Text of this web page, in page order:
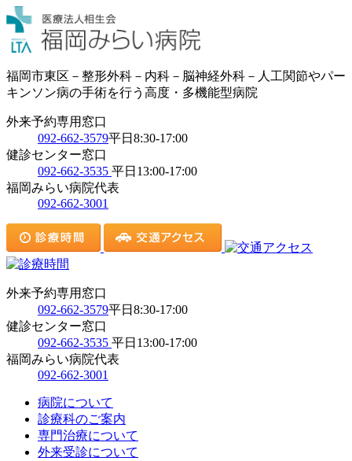
福岡市東区－整形外科－内科－脳神経外科－人工関節やパー
キンソン病の手術を行う高度・多機能型病院
外来予約専用窓口
092-662-3579平日8:30-17:00
健診センター窓口
092-662-3535 平日13:00-17:00
福岡みらい病院代表
092-662-3001
外来予約専用窓口
092-662-3579平日8:30-17:00
健診センター窓口
092-662-3535 平日13:00-17:00
福岡みらい病院代表
092-662-3001
病院について
診療科のご案内
専門治療について
外来受診について